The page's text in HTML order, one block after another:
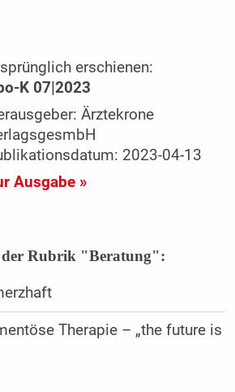
erschienen:
K 07|2023
Ärztekrone
2023-04-13
Ausgabe »
der Rubrik "Beratung":
Therapie – „the future is